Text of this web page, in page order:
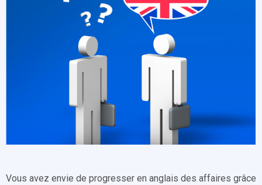
Vous avez envie de progresser en anglais des affaires grâce